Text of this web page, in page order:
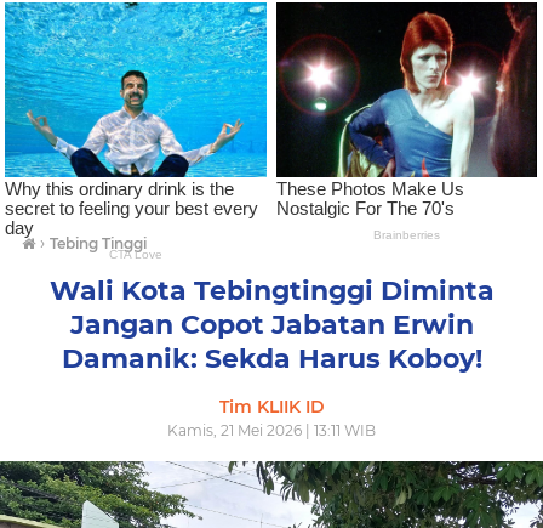
› Tebing Tinggi
Wali Kota Tebingtinggi Diminta
Jangan Copot Jabatan Erwin
Damanik: Sekda Harus Koboy!
Tim KLIIK ID
Kamis, 21 Mei 2026 | 13:11 WIB